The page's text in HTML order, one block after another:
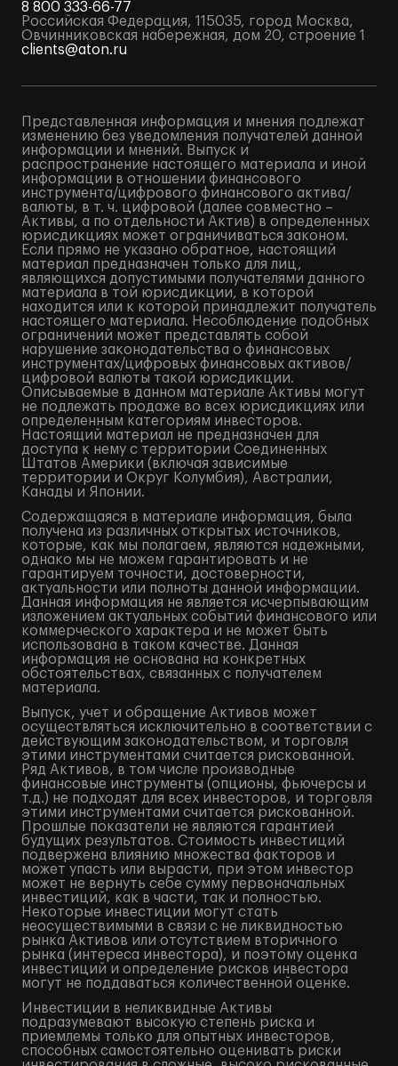
8 800 333-66-77
Российская Федерация, 115035, город Москва,
Овчинниковская набережная, дом 20, строение 1
clients@aton.ru
Представленная информация и мнения подлежат
изменению без уведомления получателей данной
информации и мнений. Выпуск и
распространение настоящего материала и иной
информации в отношении финансового
инструмента/цифрового финансового актива/
валюты, в т. ч. цифровой (далее совместно –
Активы, а по отдельности Актив) в определенных
юрисдикциях может ограничиваться законом.
Если прямо не указано обратное, настоящий
материал предназначен только для лиц,
являющихся допустимыми получателями данного
материала в той юрисдикции, в которой
находится или к которой принадлежит получатель
настоящего материала. Несоблюдение подобных
ограничений может представлять собой
нарушение законодательства о финансовых
инструментах/цифровых финансовых активов/
цифровой валюты такой юрисдикции.
Описываемые в данном материале Активы могут
не подлежать продаже во всех юрисдикциях или
определенным категориям инвесторов.
Настоящий материал не предназначен для
доступа к нему с территории Соединенных
Штатов Америки (включая зависимые
территории и Округ Колумбия), Австралии,
Канады и Японии.
Содержащаяся в материале информация, была
получена из различных открытых источников,
которые, как мы полагаем, являются надежными,
однако мы не можем гарантировать и не
гарантируем точности, достоверности,
актуальности или полноты данной информации.
Данная информация не является исчерпывающим
изложением актуальных событий финансового или
коммерческого характера и не может быть
использована в таком качестве. Данная
информация не основана на конкретных
обстоятельствах, связанных с получателем
материала.
Выпуск, учет и обращение Активов может
осуществляться исключительно в соответствии с
действующим законодательством, и торговля
этими инструментами считается рискованной.
Ряд Активов, в том числе производные
финансовые инструменты (опционы, фьючерсы и
т.д.) не подходят для всех инвесторов, и торговля
этими инструментами считается рискованной.
Прошлые показатели не являются гарантией
будущих результатов. Стоимость инвестиций
подвержена влиянию множества факторов и
может упасть или вырасти, при этом инвестор
может не вернуть себе сумму первоначальных
инвестиций, как в части, так и полностью.
Некоторые инвестиции могут стать
неосуществимыми в связи с не ликвидностью
рынка Активов или отсутствием вторичного
рынка (интереса инвестора), и поэтому оценка
инвестиций и определение рисков инвестора
могут не поддаваться количественной оценке.
Инвестиции в неликвидные Активы
подразумевают высокую степень риска и
приемлемы только для опытных инвесторов,
способных самостоятельно оценивать риски